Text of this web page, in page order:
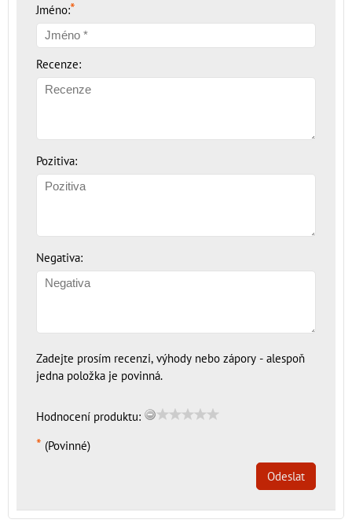
Jméno:*
Recenze:
Pozitiva:
Negativa:
Zadejte prosím recenzi, výhody nebo zápory - alespoň
jedna položka je povinná.
Hodnocení produktu:
* (Povinné)
Odeslat